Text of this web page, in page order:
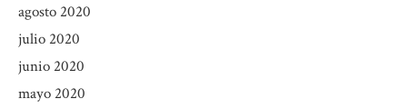
agosto 2020
julio 2020
junio 2020
mayo 2020